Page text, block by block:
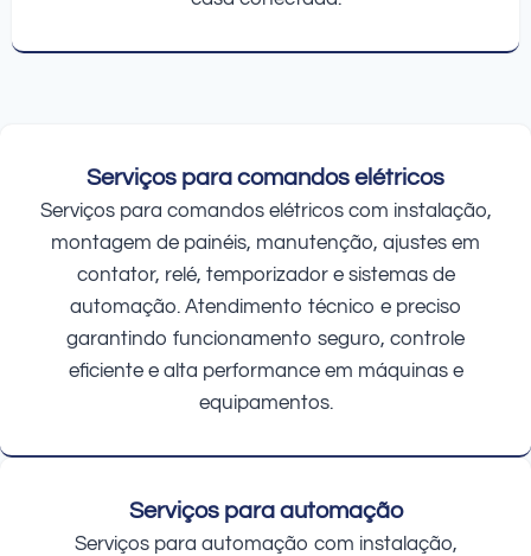
Serviços para comandos elétricos
Serviços para comandos elétricos com instalação,
montagem de painéis, manutenção, ajustes em
contator, relé, temporizador e sistemas de
automação. Atendimento técnico e preciso
garantindo funcionamento seguro, controle
eficiente e alta performance em máquinas e
equipamentos.
Serviços para automação
Serviços para automação com instalação,